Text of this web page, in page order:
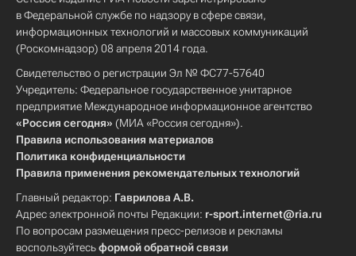
в Федеральной службе по надзору в сфере связи,
информационных технологий и массовых коммуникаций
(Роскомнадзор) 08 апреля 2014 года.
Свидетельство о регистрации Эл № ФС77-57640
Учредитель: Федеральное государственное унитарное
предприятие Международное информационное агентство
«Россия сегодня» (МИА «Россия сегодня»).
Правила использования материалов
Политика конфиденциальности
Правила применения рекомендательных технологий
Главный редактор: Гаврилова А.В.
Адрес электронной почты Редакции: r-sport.internet@ria.ru
По вопросам размещения пресс-релизов и рекламы
воспользуйтесьформой обратной связи